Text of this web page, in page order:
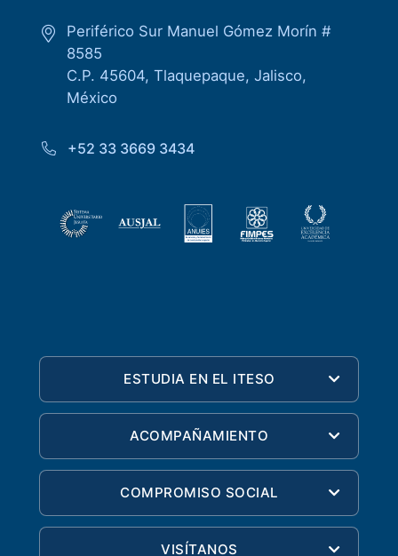
Periférico Sur Manuel Gómez Morín #
8585
C.P. 45604, Tlaquepaque, Jalisco,
México
+52 33 3669 3434
ESTUDIA EN EL ITESO
ACOMPAÑAMIENTO
COMPROMISO SOCIAL
VISÍTANOS